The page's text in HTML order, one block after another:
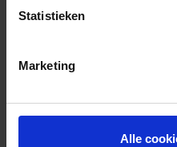
Statistieken
Marketing
Alle
Foto’s